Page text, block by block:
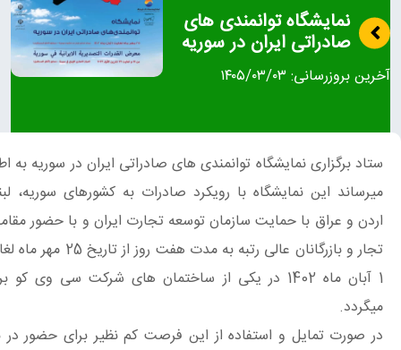
نمایشگاه توانمندی های
صادراتی ایران در سوریه
بروزرسانی:۱۴۰۵/۰۳/۰۳
برگزاری نمایشگاه توانمندی های صادراتی ایران در سوریه به اطلاع
این نمایشگاه با رویکرد صادرات به کشورهای سوریه، لبنان،
و عراق با حمایت سازمان توسعه تجارت ایران و با حضور مقامات،
تجار و بازرگانان عالی رتبه به مدت هفت روز از تاریخ 25 مهر ماه لغایت
1 آبان ماه 1402 در یکی از ساختمان های شرکت سی وی کو برگزار
تمایل و استفاده از این فرصت کم نظیر برای حضور در بازار